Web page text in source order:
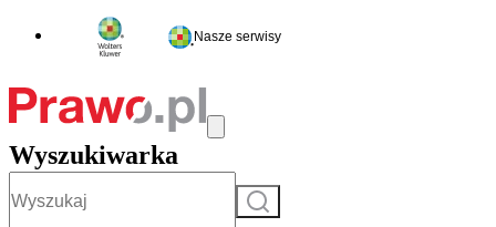
Nasze serwisy
Wyszukiwarka
Szukaj